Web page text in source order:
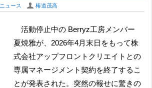
ニュース U 椿道茂高
活動停止中の Berryz工房メンバー
夏焼雅が、2026年4月末日をもって株
式会社アップフロントクリエイトとの
専属マネージメント契約を終了するこ
とが発表された。突然の報せに驚きの